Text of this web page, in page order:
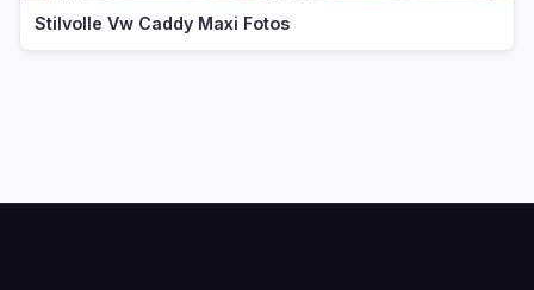
Stilvolle Vw Caddy Maxi Fotos